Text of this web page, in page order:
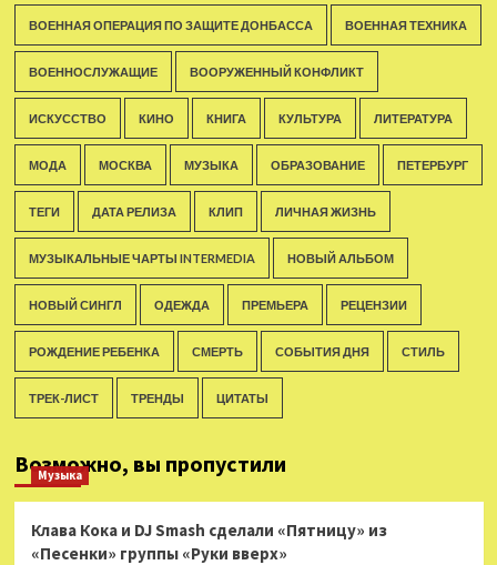
ВОЕННАЯ ОПЕРАЦИЯ ПО ЗАЩИТЕ ДОНБАССА ВОЕННАЯ ТЕХНИКА
ВОЕННОСЛУЖАЩИЕ ВООРУЖЕННЫЙ КОНФЛИКТ
ИСКУССТВО КИНО КНИГА КУЛЬТУРА ЛИТЕРАТУРА
МОДА МОСКВА МУЗЫКА ОБРАЗОВАНИЕ ПЕТЕРБУРГ
ТЕГИ ДАТА РЕЛИЗА КЛИП ЛИЧНАЯ ЖИЗНЬ
МУЗЫКАЛЬНЫЕ ЧАРТЫ INTERMEDIA НОВЫЙ АЛЬБОМ
НОВЫЙ СИНГЛ ОДЕЖДА ПРЕМЬЕРА РЕЦЕНЗИИ
РОЖДЕНИЕ РЕБЕНКА СМЕРТЬ СОБЫТИЯ ДНЯ СТИЛЬ
ТРЕК-ЛИСТ ТРЕНДЫ ЦИТАТЫ
Возможно, вы пропустили
Музыка
Клава Кока и DJ Smash сделали «Пятницу» из
«Песенки» группы «Руки вверх»